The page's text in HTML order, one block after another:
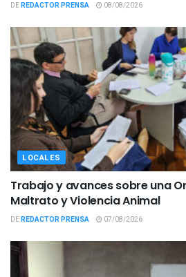
DEREDACTOR PRENSA 08/08/2026
LOCALES
Trabajo y avances sobre una
Maltrato y Violencia Animal
DEREDACTOR PRENSA 07/08/2026